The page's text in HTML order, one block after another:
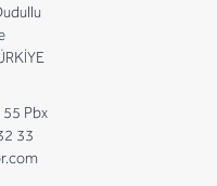
Pbx
33